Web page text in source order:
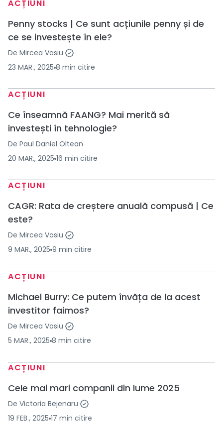
ACȚIUNI
Penny stocks | Ce sunt acțiunile penny și de
ce se investește în ele?
De Mircea Vasiu
23 MAR., 2025 8 min citire
ACȚIUNI
Ce înseamnă FAANG? Mai merită să
investești în tehnologie?
De Paul Daniel Oltean
20 MAR., 2025 16 min citire
ACȚIUNI
CAGR: Rata de creștere anuală compusă | Ce
este?
De Mircea Vasiu
9 MAR., 2025 9 min citire
ACȚIUNI
Michael Burry: Ce putem învăța de la acest
investitor faimos?
De Mircea Vasiu
5 MAR., 2025 8 min citire
ACȚIUNI
Cele mai mari companii din lume 2025
De Victoria Bejenaru
19 FEB., 2025 17 min citire